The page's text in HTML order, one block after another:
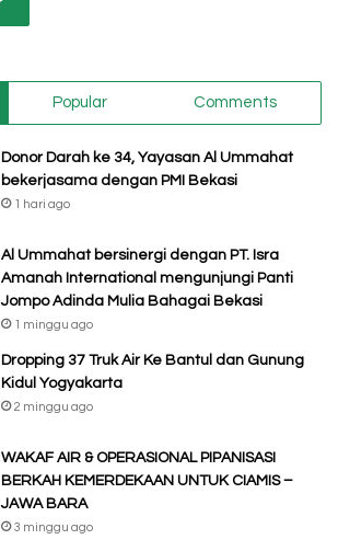
Popular Comments
Donor Darah ke 34, Yayasan Al Ummahat
bekerjasama dengan PMI Bekasi
1 hari ago
Al Ummahat bersinergi dengan PT. Isra
Amanah International mengunjungi Panti
Jompo Adinda Mulia Bahagai Bekasi
1 minggu ago
Dropping 37 Truk Air Ke Bantul dan Gunung
Kidul Yogyakarta
2 minggu ago
WAKAF AIR & OPERASIONAL PIPANISASI
BERKAH KEMERDEKAAN UNTUK CIAMIS –
JAWA BARA
3 minggu ago